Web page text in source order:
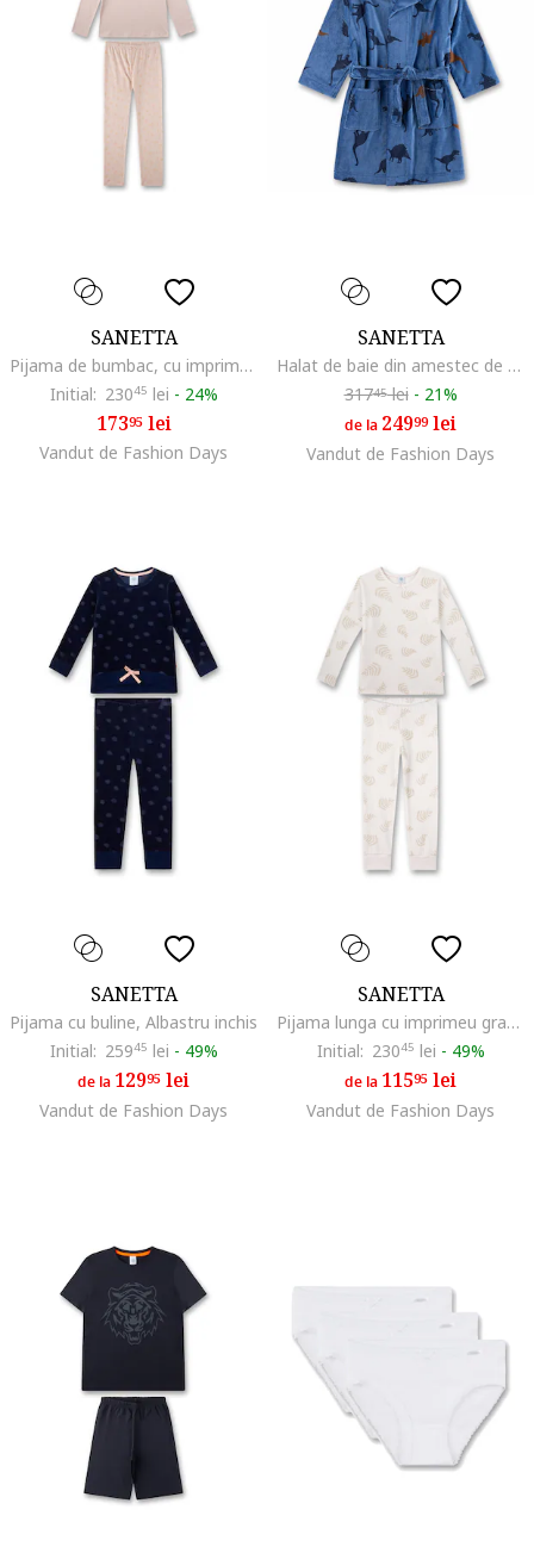
SANETTA
Pijama de bumbac, cu imprimeu, Roz pal
Initial: 23045 lei - 24%
17395lei
Vandut de Fashion Days
SANETTA
Halat de baie din amestec de bumbac cu model, Albastru
31745lei - 21%
de la 24999lei
Vandut de Fashion Days
SANETTA
Pijama cu buline, Albastru inchis
Initial: 25945 lei - 49%
de la 12995 lei
Vandut de Fashion Days
SANETTA
Pijama lunga cu imprimeu grafic, Bej
Initial: 23045 lei - 49%
de la 11595 lei
Vandut de Fashion Days